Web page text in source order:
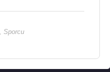
Sporcu